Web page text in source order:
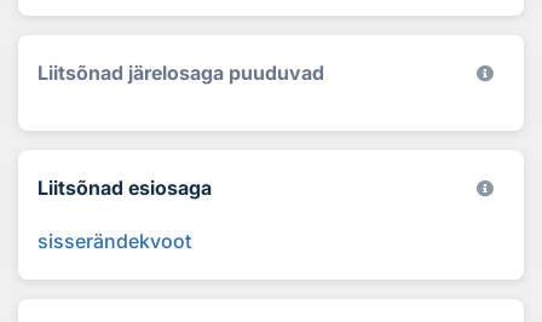
Liitsõnad järelosaga puuduvad
Liitsõnad esiosaga
sisserändekvoot